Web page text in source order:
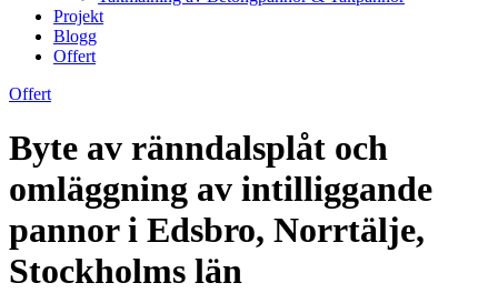
Projekt
Blogg
Offert
Offert
Byte av ränndalsplåt och
omläggning av intilliggande
pannor i Edsbro, Norrtälje,
Stockholms län